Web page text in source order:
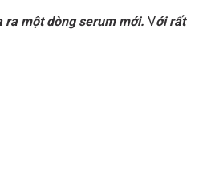
ra một dòng serum mới. Với rất